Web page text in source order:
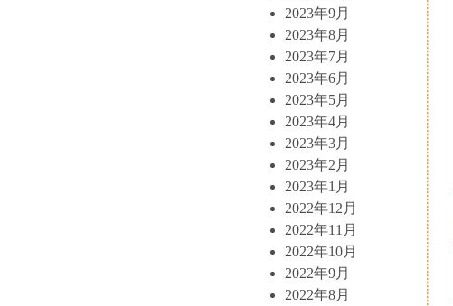
2023年9月
2023年8月
2023年7月
2023年6月
2023年5月
2023年4月
2023年3月
2023年2月
2023年1月
2022年12月
2022年11月
2022年10月
2022年9月
2022年8月